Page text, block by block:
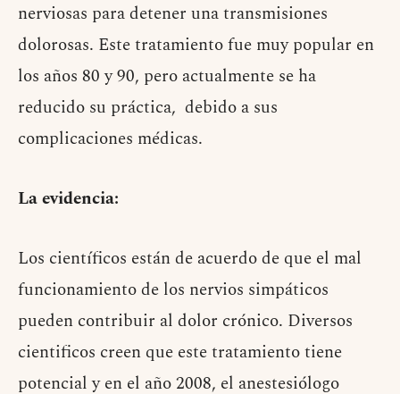
nerviosas para detener una transmisiones
dolorosas. Este tratamiento fue muy popular en
los años 80 y 90, pero actualmente se ha
reducido su práctica, debido a sus
complicaciones médicas.
La evidencia:
Los científicos están de acuerdo de que el mal
funcionamiento de los nervios simpáticos
pueden contribuir al dolor crónico. Diversos
cientificos creen que este tratamiento tiene
potencial y en el año 2008, el anestesiólogo